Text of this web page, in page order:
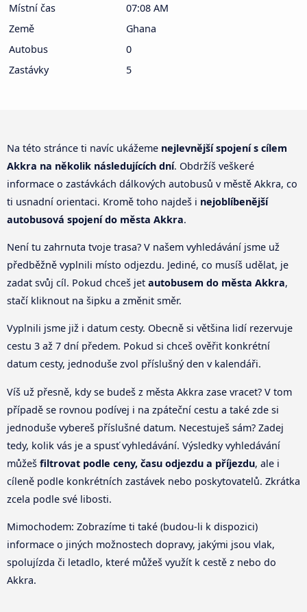
Místní čas
07:08 AM
Země
Ghana
Autobus
0
Zastávky
5
Na této stránce ti navíc ukážeme nejlevnější spojení s cílem
Akkra na několik následujících dní. Obdržíš veškeré
informace o zastávkách dálkových autobusů v městě Akkra, co
ti usnadní orientaci. Kromě toho najdeš i nejoblíbenější
autobusová spojení do města Akkra.
Není tu zahrnuta tvoje trasa? V našem vyhledávání jsme už
předběžně vyplnili místo odjezdu. Jediné, co musíš udělat, je
zadat svůj cíl. Pokud chceš jet autobusem do města Akkra,
stačí kliknout na šipku a změnit směr.
Vyplnili jsme již i datum cesty. Obecně si většina lidí rezervuje
cestu 3 až 7 dní předem. Pokud si chceš ověřit konkrétní
datum cesty, jednoduše zvol příslušný den v kalendáři.
Víš už přesně, kdy se budeš z města Akkra zase vracet? V tom
případě se rovnou podívej i na zpáteční cestu a také zde si
jednoduše vybereš příslušné datum. Necestuješ sám? Zadej
tedy, kolik vás je a spusť vyhledávání. Výsledky vyhledávání
můžeš filtrovat podle ceny, času odjezdu a příjezdu, ale i
cíleně podle konkrétních zastávek nebo poskytovatelů. Zkrátka
zcela podle své libosti.
Mimochodem: Zobrazíme ti také (budou-li k dispozici)
informace o jiných možnostech dopravy, jakými jsou vlak,
spolujízda či letadlo, které můžeš využít k cestě z nebo do
Akkra.